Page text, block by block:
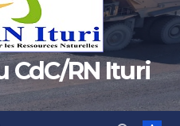
CdC/RN Ituri